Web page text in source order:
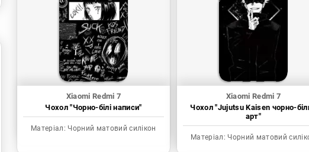
Xiaomi Redmi 7
Чохол "Чорно-білі написи"
Матеріал: Чорний матовий силікон
Xiaomi Redmi 7
Чохол "Jujutsu Kaisen чорно-
арт"
Матеріал: Чорний матовий